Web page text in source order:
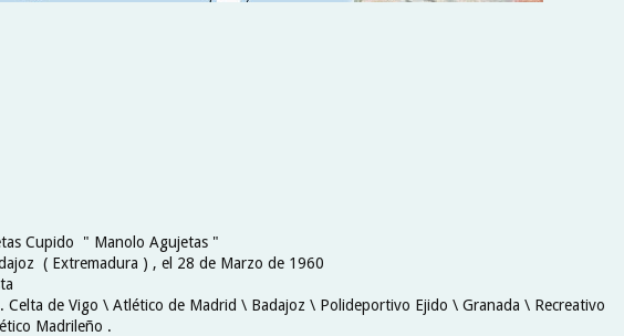
Cupido " Manolo Agujetas "
( Extremadura ) , el 28 de Marzo de 1960
Celta de Vigo \ Atlético de Madrid \ Badajoz \ Polideportivo Ejido \ Granada \ Recreativo
Madrileño .